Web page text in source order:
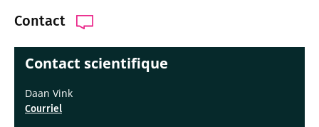
Contact
Contact scientifique
Daan Vink
Courriel